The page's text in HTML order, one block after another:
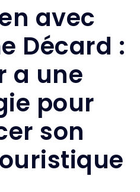
avec
Décard :
a une
pour
son